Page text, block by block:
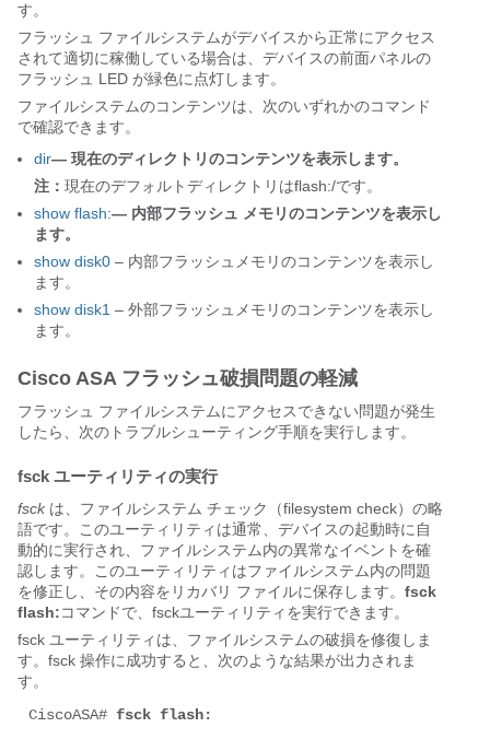
す。
フラッシュ ファイルシステムがデバイスから正常にアクセス
されて適切に稼働している場合は、デバイスの前面パネルの
フラッシュ LED が緑色に点灯します。
ファイルシステムのコンテンツは、次のいずれかのコマンド
で確認できます。
dir— 現在のディレクトリのコンテンツを表示します。
注： 現在のデフォルトディレクトリはflash:/です。
show flash:— 内部フラッシュ メモリのコンテンツを表示し
ます。
show disk0 – 内部フラッシュメモリのコンテンツを表示し
ます。
show disk1 – 外部フラッシュメモリのコンテンツを表示し
ます。
Cisco ASA フラッシュ破損問題の軽減
フラッシュ ファイルシステムにアクセスできない問題が発生
したら、次のトラブルシューティング手順を実行します。
fsck ユーティリティの実行
fsckは、ファイルシステム チェック（filesystem check）の略
語です。このユーティリティは通常、デバイスの起動時に自
動的に実行され、ファイルシステム内の異常なイベントを確
認します。このユーティリティはファイルシステム内の問題
を修正し、その内容をリカバリ ファイルに保存します。 fsck
flash:コマンドで、fsckユーティリティを実行できます。
fsck ユーティリティは、ファイルシステムの破損を修復しま
す。fsck 操作に成功すると、次のような結果が出力されま
す。
CiscoASA# fsck flash: